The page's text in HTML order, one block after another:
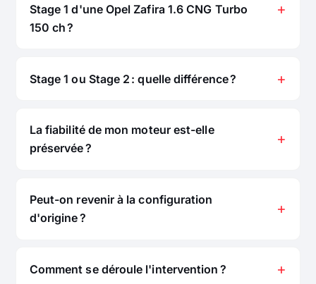
Stage 1 d'une Opel Zafira 1.6 CNG Turbo
150 ch ?
Stage 1 ou Stage 2 : quelle différence ?
La fiabilité de mon moteur est-elle
préservée ?
Peut-on revenir à la configuration
d'origine ?
Comment se déroule l'intervention ?